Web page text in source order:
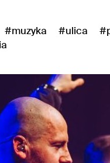
#muzyka #ulica